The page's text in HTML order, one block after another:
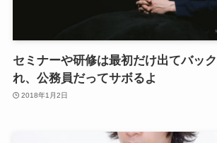
セミナーや研修は最初だけ出てバッ
れ、公務員だってサボるよ
2018年1月2日